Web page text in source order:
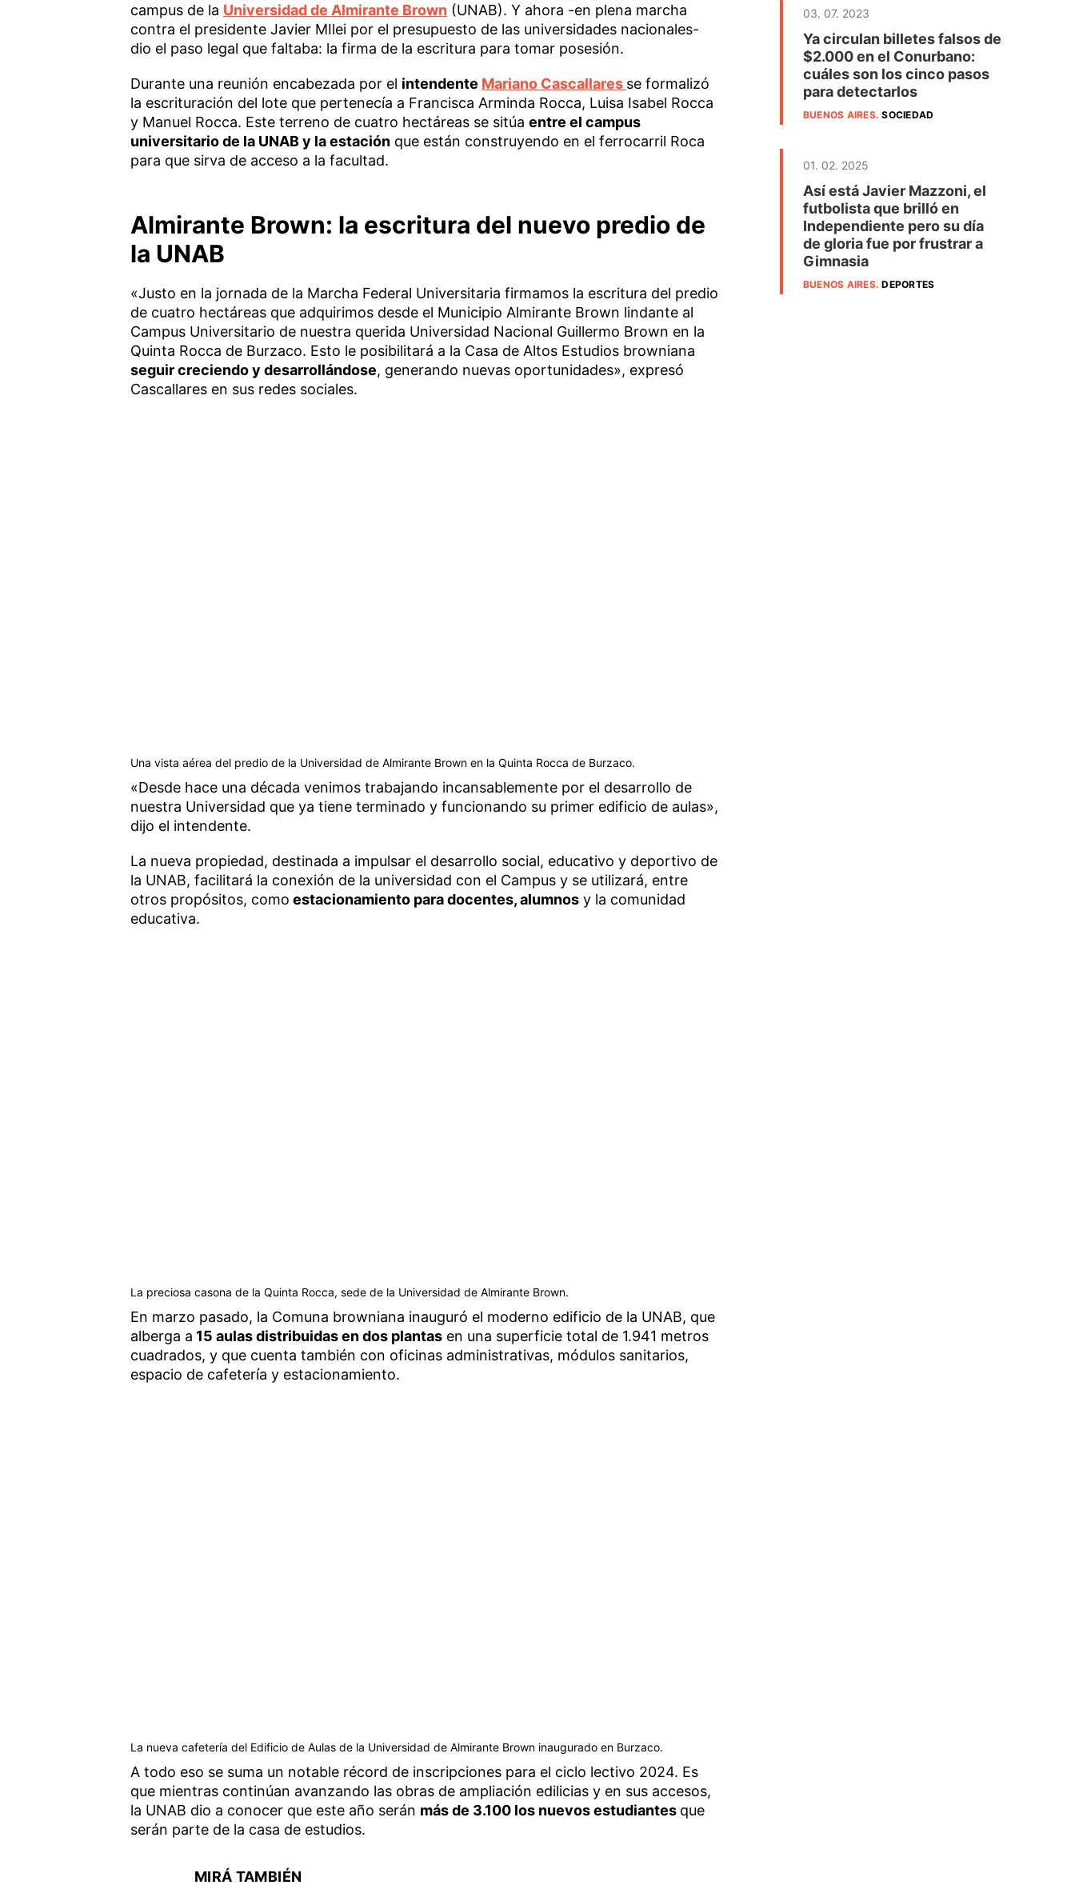
campus de la Universidad de Almirante Brown(UNAB). Y ahora -en plena marcha
contra el presidente Javier MIlei por el presupuesto de las universidades nacionales-
dio el paso legal que faltaba: la firma de la escritura para tomar posesión.
Durante una reunión encabezada por el intendente Mariano Cascallares se formalizó
la escrituración del lote que pertenecía a Francisca Arminda Rocca, Luisa Isabel Rocca
y Manuel Rocca. Este terreno de cuatro hectáreas se sitúa entre el campus
universitario de la UNAB y la estaciónque están construyendo en el ferrocarril Roca
para que sirva de acceso a la facultad.
Almirante Brown: la escritura del nuevo predio de
la UNAB
«Justo en la jornada de la Marcha Federal Universitaria firmamos la escritura del predio
de cuatro hectáreas que adquirimos desde el Municipio Almirante Brown lindante al
Campus Universitario de nuestra querida Universidad Nacional Guillermo Brown en la
Quinta Rocca de Burzaco. Esto le posibilitará a la Casa de Altos Estudios browniana
seguir creciendo y desarrollándose, generando nuevas oportunidades», expresó
Cascallares en sus redes sociales.
Una vista aérea del predio de la Universidad de Almirante Brown en la Quinta Rocca de Burzaco.
«Desde hace una década venimos trabajando incansablemente por el desarrollo de
nuestra Universidad que ya tiene terminado y funcionando su primer edificio de aulas»,
dijo el intendente.
La nueva propiedad, destinada a impulsar el desarrollo social, educativo y deportivo de
la UNAB, facilitará la conexión de la universidad con el Campus y se utilizará, entre
otros propósitos, como estacionamiento para docentes, alumnosy la comunidad
educativa.
La preciosa casona de la Quinta Rocca, sede de la Universidad de Almirante Brown.
En marzo pasado, la Comuna browniana inauguró el moderno edificio de la UNAB, que
alberga a 15 aulas distribuidas en dos plantasen una superficie total de 1.941 metros
cuadrados, y que cuenta también con oficinas administrativas, módulos sanitarios,
espacio de cafetería y estacionamiento.
La nueva cafetería del Edificio de Aulas de la Universidad de Almirante Brown inaugurado en Burzaco.
A todo eso se suma un notable récord de inscripciones para el ciclo lectivo 2024. Es
que mientras continúan avanzando las obras de ampliación edilicias y en sus accesos,
la UNAB dio a conocer que este año serán más de 3.100 los nuevos estudiantes que
serán parte de la casa de estudios.
03. 07. 2023
Ya circulan billetes falsos de
$2.000 en el Conurbano:
cuáles son los cinco pasos
para detectarlos
BUENOS AIRES.SOCIEDAD
01. 02. 2025
Así está Javier Mazzoni, el
futbolista que brilló en
Independiente pero su día
de gloria fue por frustrar a
Gimnasia
BUENOS AIRES.DEPORTES